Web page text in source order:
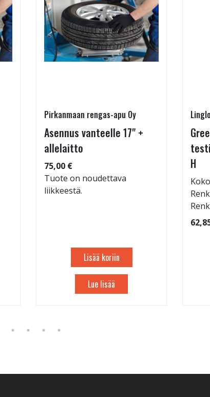
Pirkanmaan rengas-apu Oy
Asennus vanteelle 17" +
allelaitto
75,00 €
Tuote on noudettava
liikkeestä.
Lisää koriin
Lue lisää
H